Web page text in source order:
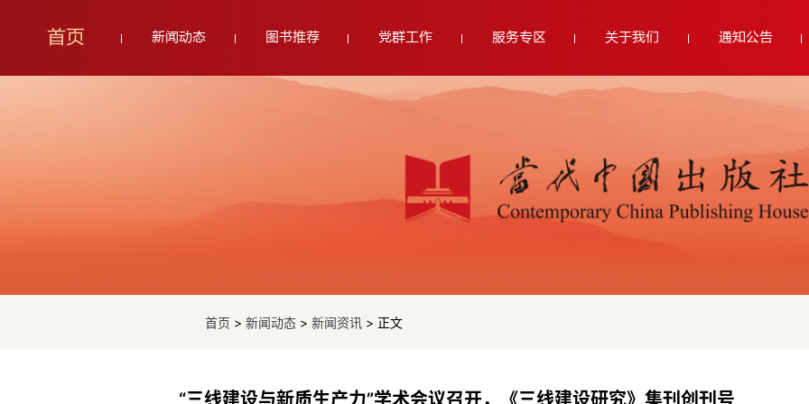
首页 新闻动态 图书推荐 党群工作 服务专区 关于我们 通知公告
首页 >新闻动态 >新闻资讯 > 正文
“三线建设与新质生产力”学术会议召开，《三线建设研究》集刊创刊号